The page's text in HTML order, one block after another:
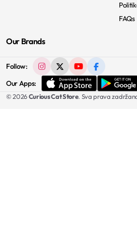
FAQs
Our Brands
Follow:
Our Apps:
© 2026Curious Cat Store. Sva prava